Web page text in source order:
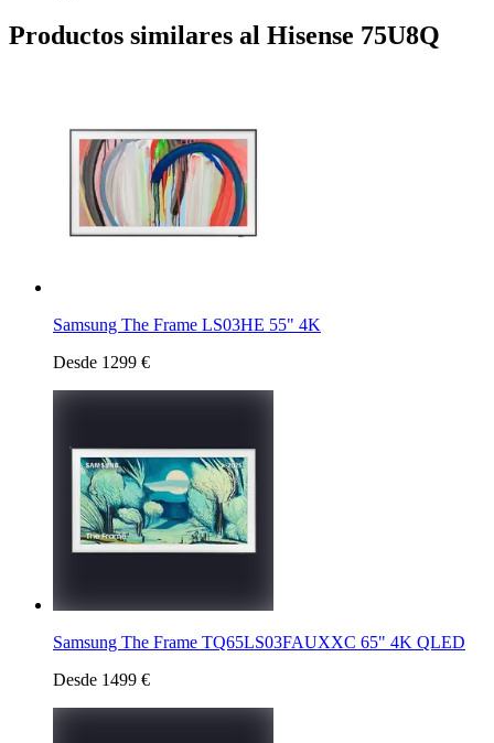
Productos similares al Hisense 75U8Q
Samsung The Frame LS03HE 55" 4K
Desde 1299 €
Samsung The Frame TQ65LS03FAUXXC 65" 4K QLED
Desde 1499 €